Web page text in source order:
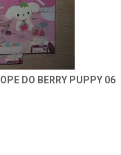
DO BERRY PUPPY 06